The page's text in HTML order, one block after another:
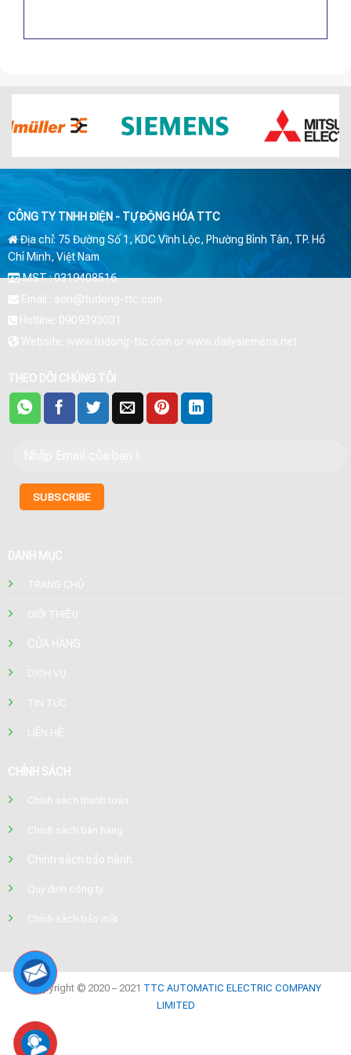
CÔNG TY TNHH ĐIỆN - TỰ ĐỘNG HÓA TTC
Địa chỉ: 75 Đường Số 1, KDC Vĩnh Lộc, Phường Bình Tân, TP. Hồ
Chí Minh, Việt Nam
MST : 0319408516
Email : son@tudong-ttc.com
Hotline: 0909393031
Website: www.tudong-ttc.com or www.dailysiemens.net
THEO DÕI CHÚNG TÔI
DANH MỤC
TRANG CHỦ
GIỚI THIỆU
CỬA HÀNG
DỊCH VỤ
TIN TỨC
LIÊN HỆ
CHÍNH SÁCH
Chính sách thanh toán
Chính sách bán hàng
Chính sách bảo hành
Quy định công ty
Chính sách bảo mật
Copyright © 2020 – 2021 TTC AUTOMATIC ELECTRIC COMPANY
LIMITED